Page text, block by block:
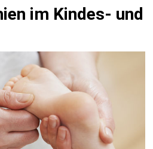
im Kindes- und